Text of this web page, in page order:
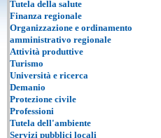
Tutela della salute
Finanza regionale
Organizzazione e ordinamento
amministrativo regionale
Attività produttive
Turismo
Università e ricerca
Demanio
Protezione civile
Professioni
Tutela dell'ambiente
Servizi pubblici locali